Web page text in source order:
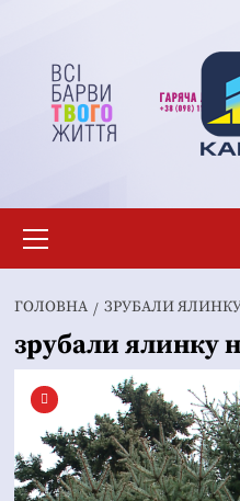
вмісту
меню
ГОЛОВНА ЗРУБАЛИ
зрубали ялинку